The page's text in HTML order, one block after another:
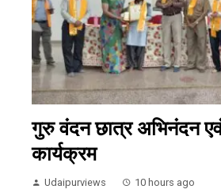
गुरु वंदन छात्र अभिनंदन
कार्यक्रम
Udaipurviews 10 hours ago